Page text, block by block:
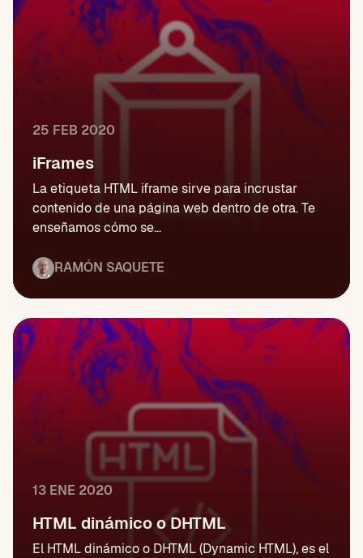
25 FEB 2020
iFrames
La etiqueta HTML iframe sirve para incrustar
contenido de una página web dentro de otra. Te
enseñamos cómo se...
RAMÓN SAQUETE
13 ENE 2020
HTML dinámico o DHTML
El HTML dinámico o DHTML (Dynamic HTML), es el